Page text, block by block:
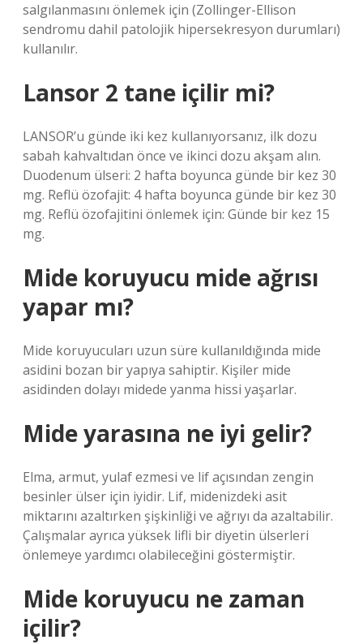
salgılanmasını önlemek için (Zollinger-Ellison
sendromu dahil patolojik hipersekresyon durumları)
kullanılır.
Lansor 2 tane içilir mi?
LANSOR’u günde iki kez kullanıyorsanız, ilk dozu
sabah kahvaltıdan önce ve ikinci dozu akşam alın.
Duodenum ülseri: 2 hafta boyunca günde bir kez 30
mg. Reflü özofajit: 4 hafta boyunca günde bir kez 30
mg. Reflü özofajitini önlemek için: Günde bir kez 15
mg.
Mide koruyucu mide ağrısı
yapar mı?
Mide koruyucuları uzun süre kullanıldığında mide
asidini bozan bir yapıya sahiptir. Kişiler mide
asidinden dolayı midede yanma hissi yaşarlar.
Mide yarasına ne iyi gelir?
Elma, armut, yulaf ezmesi ve lif açısından zengin
besinler ülser için iyidir. Lif, midenizdeki asit
miktarını azaltırken şişkinliği ve ağrıyı da azaltabilir.
Çalışmalar ayrıca yüksek lifli bir diyetin ülserleri
önlemeye yardımcı olabileceğini göstermiştir.
Mide koruyucu ne zaman
içilir?